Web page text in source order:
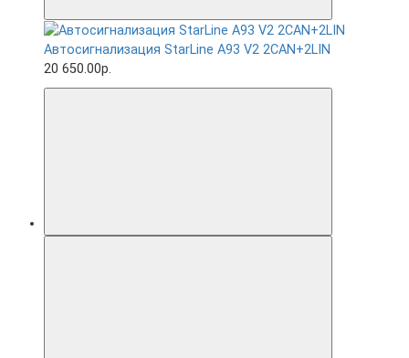
Автосигнализация StarLine A93 V2 2CAN+2LIN
20 650.00р.